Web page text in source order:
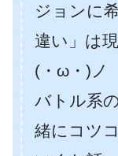
ジョンに
違い」は
(・ω・)ノ
バトル系
緒にコツ